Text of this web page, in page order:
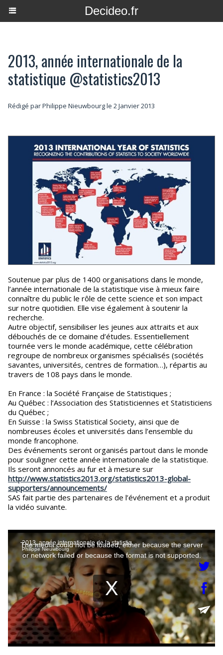
Decideo.fr
2013, année internationale de la
statistique @statistics2013
Rédigé parPhilippe Nieuwbourgle 2 Janvier 2013
Soutenue par plus de 1400 organisations dans le monde,
l’année internationale de la statistique vise à mieux faire
connaître du public le rôle de cette science et son impact
sur notre quotidien. Elle vise également à soutenir la
recherche.
Autre objectif, sensibiliser les jeunes aux attraits et aux
débouchés de ce domaine d’études. Essentiellement
tournée vers le monde académique, cette célébration
regroupe de nombreux organismes spécialisés (sociétés
savantes, universités, centres de formation…), répartis au
travers de 108 pays dans le monde.
En France : la Société Française de Statistiques ;
Au Québec : l’Association des Statisticiennes et Statisticiens
du Québec ;
En Suisse : la Swiss Statistical Society, ainsi que de
nombreuses écoles et universités dans l’ensemble du
monde francophone.
Des événements seront organisés partout dans le monde
pour souligner cette année internationale de la statistique.
Ils seront annoncés au fur et à mesure sur
http://www.statistics2013.org/statistics2013-global-
supporters/announcements/
SAS fait partie des partenaires de l’événement et a produit
la vidéo suivante.